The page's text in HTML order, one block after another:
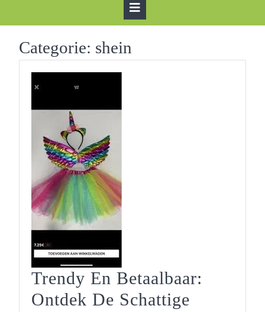
Categorie: shein
Trendy En Betaalbaar:
Ontdek De Schattige